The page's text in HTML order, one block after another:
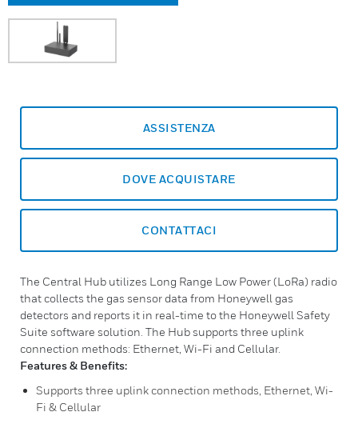
ASSISTENZA
DOVE ACQUISTARE
CONTATTACI
The Central Hub utilizes Long Range Low Power (LoRa) radio
that collects the gas sensor data from Honeywell gas
detectors and reports it in real-time to the Honeywell Safety
Suite software solution. The Hub supports three uplink
connection methods: Ethernet, Wi-Fi and Cellular.
Features & Benefits:
Supports three uplink connection methods, Ethernet, Wi-
Fi & Cellular